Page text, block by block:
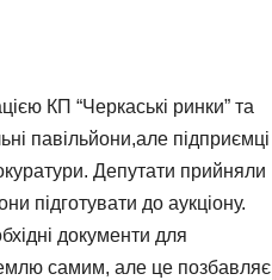
КП “Черкаські ринки” та
павільйони,але підприємці
Депутати прийняли
підготувати до аукціону.
документи для
самим, але це позбавляє